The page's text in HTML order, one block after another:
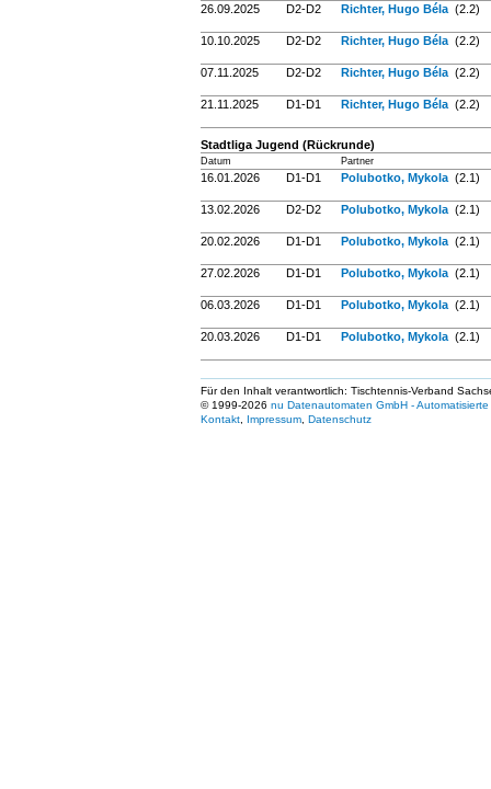
26.09.2025 D2-D2 Richter, Hugo Béla (2.2)
10.10.2025 D2-D2 Richter, Hugo Béla (2.2)
07.11.2025 D2-D2 Richter, Hugo Béla (2.2)
21.11.2025 D1-D1 Richter, Hugo Béla (2.2)
Stadtliga Jugend (Rückrunde)
Datum Partner
16.01.2026 D1-D1 Polubotko, Mykola (2.1)
13.02.2026 D2-D2 Polubotko, Mykola (2.1)
20.02.2026 D1-D1 Polubotko, Mykola (2.1)
27.02.2026 D1-D1 Polubotko, Mykola (2.1)
06.03.2026 D1-D1 Polubotko, Mykola (2.1)
20.03.2026 D1-D1 Polubotko, Mykola (2.1)
Für den Inhalt verantwortlich: Tischtennis-Verband
© 1999-2026 nu Datenautomaten GmbH -
Kontakt
Impressum Datenschutz